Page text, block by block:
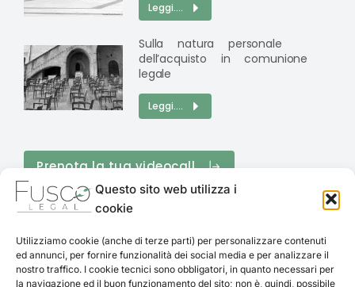
Questo sito web utilizza i
cookie
Utilizziamo cookie (anche di terze parti) per personalizzare contenuti
ed annunci, per fornire funzionalità dei social media e per analizzare il
nostro traffico. I cookie tecnici sono obbligatori, in quanto necessari per
la navigazione ed il buon funzionamento del sito; non è, quindi, possibile
Leggi....
Sulla natura personale
dell’acquisto in comunione
legale
Leggi....
Prenota la tua videocall